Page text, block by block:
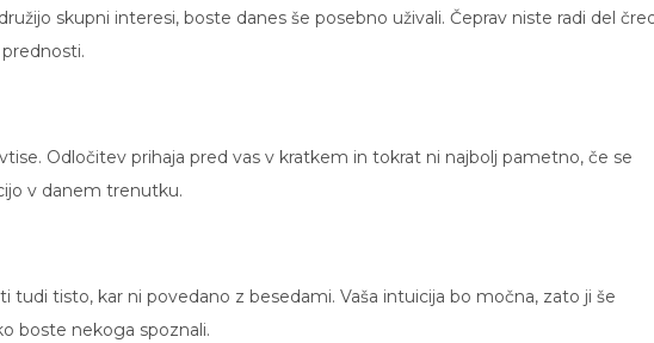
skupni interesi, boste danes še posebno uživali. Čeprav niste radi del
Odločitev prihaja pred vas v kratkem in tokrat ni najbolj pametno, če se
v danem trenutku.
tudi tisto, kar ni povedano z besedami. Vaša intuicija bo močna, zato ji še
boste nekoga spoznali.